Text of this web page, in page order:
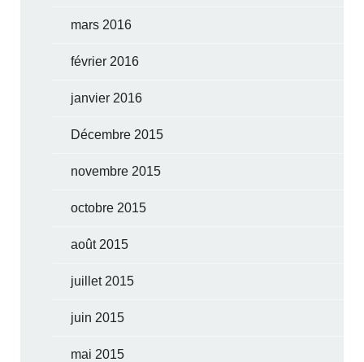
mars 2016
février 2016
janvier 2016
Décembre 2015
novembre 2015
octobre 2015
août 2015
juillet 2015
juin 2015
mai 2015